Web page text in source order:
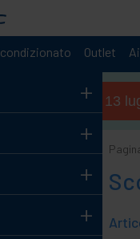
Outlet
+
+
+
+
estivo (dal 13